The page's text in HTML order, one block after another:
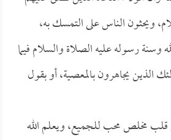
ويحثون الناس على التمسك به،
وسنة رسوله عليه الصلاة والسلام فيما
الذين يجاهرون بالمعصية، أو بقول
مخلص محب للجميع، ويعلم الله